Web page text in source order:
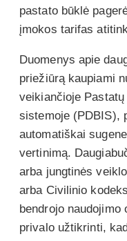
pastato būklė
įmokos tarifas
Duomenys apie
priežiūrą kaupiami
veikiančioje
sistemoje (PDBIS),
automatiškai
vertinimą.
arba jungtinės
arba Civilinio
bendrojo
privalo užtikrinti,